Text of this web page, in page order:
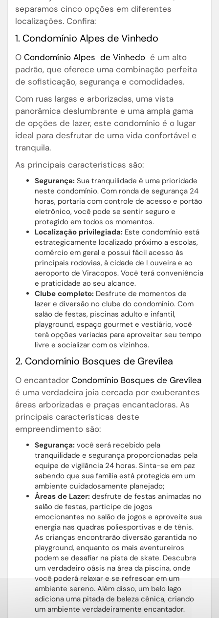
separamos cinco opções em diferentes
localizações. Confira:
1. Condomínio Alpes de Vinhedo
O Condomínio Alpes de Vinhedo é um alto
padrão, que oferece uma combinação perfeita
de sofisticação, segurança e comodidades.
Com ruas largas e arborizadas, uma vista
panorâmica deslumbrante e uma ampla gama
de opções de lazer, este condomínio é o lugar
ideal para desfrutar de uma vida confortável e
tranquila.
As principais caracteristicas são:
Segurança: Sua tranquilidade é uma prioridade
neste condomínio. Com ronda de segurança 24
horas, portaria com controle de acesso e portão
eletrônico, você pode se sentir seguro e
protegido em todos os momentos.
Localização privilegiada: Este condomínio está
estrategicamente localizado próximo a escolas,
comércio em geral e possui fácil acesso às
principais rodovias, à cidade de Louveira e ao
aeroporto de Viracopos. Você terá conveniência
e praticidade ao seu alcance.
Clube completo: Desfrute de momentos de
lazer e diversão no clube do condomínio. Com
salão de festas, piscinas adulto e infantil,
playground, espaço gourmet e vestiário, você
terá opções variadas para aproveitar seu tempo
livre e socializar com os vizinhos.
2. Condomínio Bosques de Grevílea
O encantador Condomínio Bosques de Grevílea
é uma verdadeira joia cercada por exuberantes
áreas arborizadas e praças encantadoras. As
principais características deste
empreendimento são:
Segurança: você será recebido pela
tranquilidade e segurança proporcionadas pela
equipe de vigilância 24 horas. Sinta-se em paz
sabendo que sua família está protegida em um
ambiente cuidadosamente planejado;
Áreas de Lazer: desfrute de festas animadas no
salão de festas, participe de jogos
emocionantes no salão de jogos e aproveite sua
energia nas quadras poliesportivas e de tênis.
As crianças encontrarão diversão garantida no
playground, enquanto os mais aventureiros
podem se desafiar na pista de skate. Descubra
um verdadeiro oásis na área da piscina, onde
você poderá relaxar e se refrescar em um
ambiente sereno. Além disso, um belo lago
adiciona uma pitada de beleza cênica, criando
um ambiente verdadeiramente encantador.